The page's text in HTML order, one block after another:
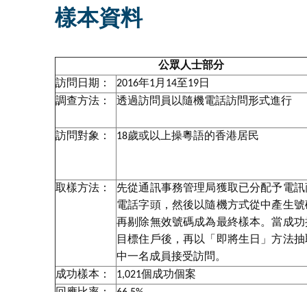
樣本資料
公眾人士部分
訪問日期：
2016年1月14至19日
調查方法：
透過訪問員以隨機電話訪問形式進行
訪問對象： 18歲或以上操粵語的香港居民
取樣方法：
先從通訊事務管理局獲取已分配予電訊
電話字頭，然後以隨機方式從中產生號
再剔除無效號碼成為最終樣本。當成功
目標住戶後，再以「即將生日」方法抽
中一名成員接受訪問。
成功樣本：
1,021個成功個案